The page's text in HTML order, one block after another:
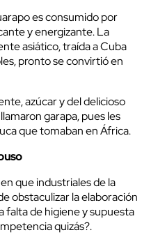
es consumido por
y energizante. La
asiático, traída a Cuba
pronto se convirtió en
azúcar y del delicioso
garapa, pues les
que tomaban en África.
que industriales de la
obstaculizar la elaboración
falta de higiene y supuesta
quizás?.